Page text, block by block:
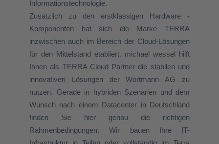
Informationstechnologie.
Zusätzlich zu den erstklassigen Hardware -
Komponenten hat sich die Marke TERRA
inzwischen auch im Bereich der Cloud-Lösungen
für den Mittelstand etabliert. michael wessel hilft
Ihnen als TERRA Cloud Partner die stabilen und
innovativen Lösungen der Wortmann AG zu
nutzen. Gerade in hybriden Szenarien und dem
Wunsch nach einem Datacenter in Deutschland
finden Sie hier genau die richtigen
Rahmenbedingungen. Wir bauen Ihre IT-